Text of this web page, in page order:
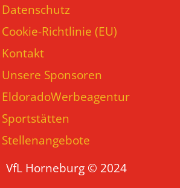
Datenschutz
Cookie-Richtlinie (EU)
Kontakt
Unsere Sponsoren
EldoradoWerbeagentur
Sportstätten
Stellenangebote
VfL Horneburg © 2024